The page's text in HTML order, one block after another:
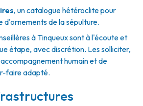
, un catalogue hétéroclite pour
d'ornements de la sépulture.
à Tinqueux sont à l'écoute et
étape, avec discrétion. Les solliciter,
humain et de
faire adapté.